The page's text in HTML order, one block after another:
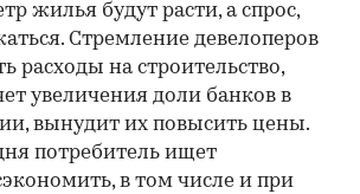
жилья будут расти, а спрос,
Стремление девелоперов
расходы на строительство,
увеличения доли банков в
вынудит их повысить цены.
потребитель ищет
в том числе и при